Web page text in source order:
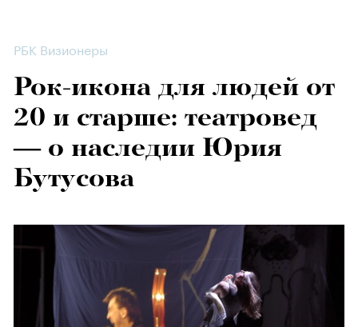
РБК Визионеры
Рок-икона для людей от
20 и старше: театровед
— о наследии Юрия
Бутусова